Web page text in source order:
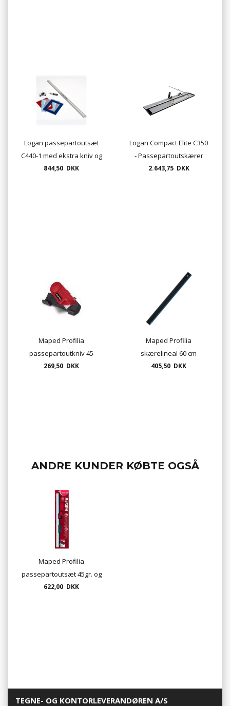
Logan passepartoutsæt
C440-1 med ekstra kniv og
101cm lineal.
844,50 DKK
Logan Compact Elite C350
- Passepartoutskærer
2.643,75 DKK
Maped Profilia
passepartoutkniv 45
269,50 DKK
Maped Profilia
skærelineal 60 cm
405,50 DKK
ANDRE KUNDER KØBTE OGSÅ
Maped Profilia
passepartoutsæt 45gr. og
90gr. kniv, incl. lineal 60 cm
622,00 DKK
TEGNE- OG KONTORLEVERANDØREN A/S